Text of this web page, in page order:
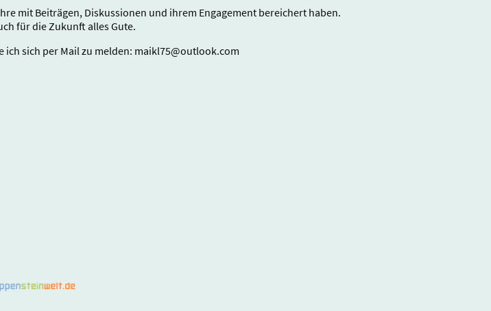
mit Beiträgen, Diskussionen und ihrem Engagement bereichert haben.
für die Zukunft alles Gute.
sich per Mail zu melden: maikl75@outlook.com